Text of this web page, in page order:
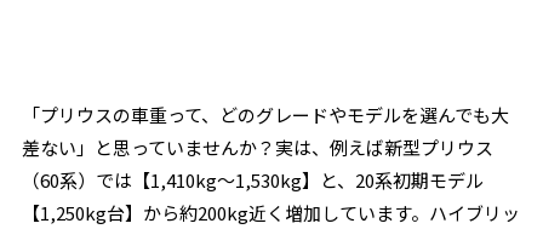
「プリウスの車重って、どのグレードやモデルを選んでも大
差ない」と思っていませんか？実は、例えば新型プリウス
（60系）では【1,410kg～1,530kg】と、20系初期モデル
【1,250kg台】から約200kg近く増加しています。ハイブリッ